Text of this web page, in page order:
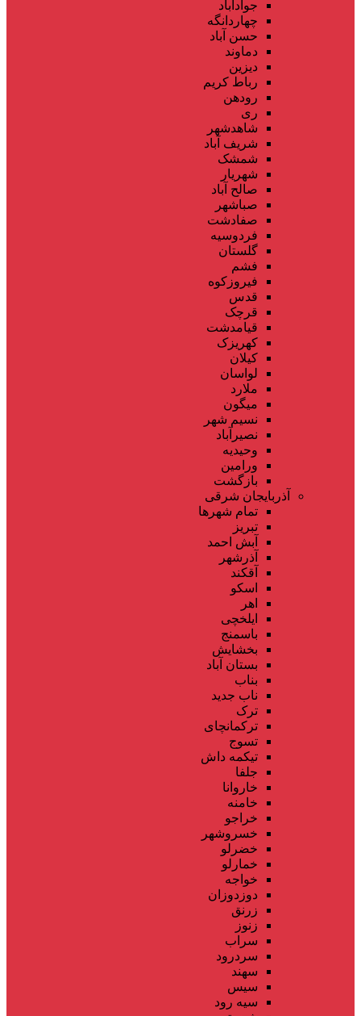
جوادآباد
چهاردانگه
حسن آباد
دماوند
دیزین
رباط کریم
رودهن
ری
شاهدشهر
شریف آباد
شمشک
شهریار
صالح آباد
صباشهر
صفادشت
فردوسیه
گلستان
فشم
فیروزکوه
قدس
قرچک
قیامدشت
کهریزک
کیلان
لواسان
ملارد
میگون
نسیم شهر
نصیرآباد
وحیدیه
ورامین
بازگشت
آذربایجان شرقی
تمام شهر‌ها
تبریز
آبش احمد
آذرشهر
آقکند
اسکو
اهر
ایلخچی
باسمنج
بخشایش
بستان آباد
بناب
ناب جدید
ترک
ترکمانچای
تسوج
تیکمه داش
جلفا
خاروانا
خامنه
خراجو
خسروشهر
خضرلو
خمارلو
خواجه
دوزدوزان
زرنق
زنوز
سراب
سردرود
سهند
سیس
سیه رود